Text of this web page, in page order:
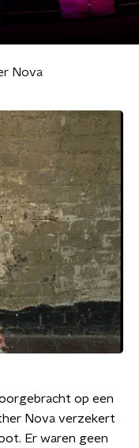
Nova
op een
Nova verzekert
Er waren geen